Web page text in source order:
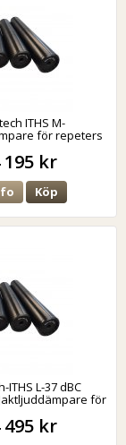
ITHS M-
för repeters
195 kr
Köp
ITHS L-37 dBC
för
repeters
495 kr